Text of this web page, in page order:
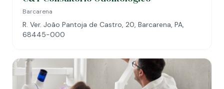
Barcarena
R. Ver. João Pantoja de Castro, 20, Barcarena, PA,
68445-000